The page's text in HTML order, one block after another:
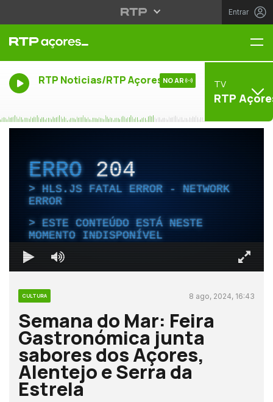
Entrar
RTP Noticias/RTP Açores NO AR TV
RTP
ERRO204
HLS.JS FATAL ERROR - NETWORK
ERROR
ESTE CONTEÚDO ESTÁ NESTE
MOMENTO INDISPONÍVEL
CULTURA 8 ago, 2024, 16:43
Semana do Mar: Feira
Gastronómica junta
sabores dos Açores,
Alentejo e Serra da
Estrela